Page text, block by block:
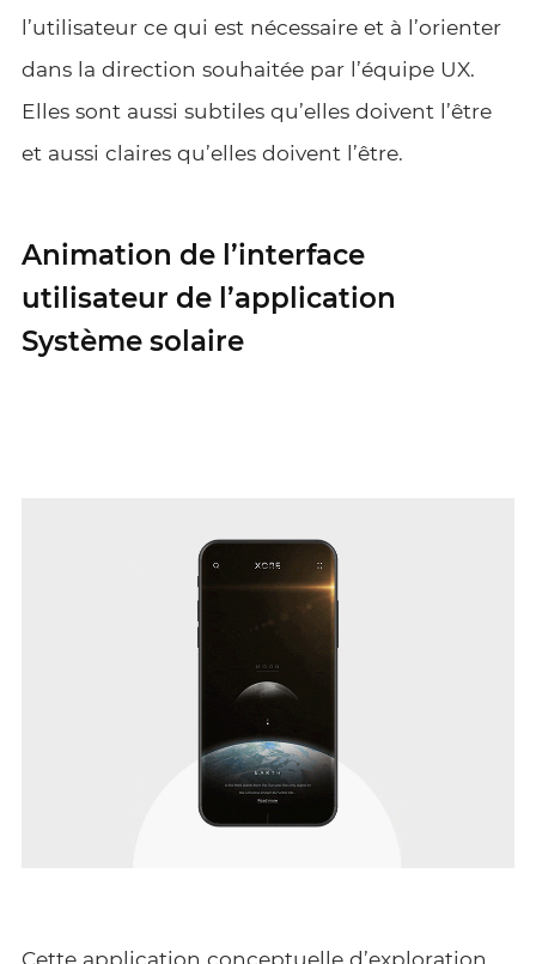
l’utilisateur ce qui est nécessaire et à l’orienter
dans la direction souhaitée par l’équipe UX.
Elles sont aussi subtiles qu’elles doivent l’être
et aussi claires qu’elles doivent l’être.
Animation de l’interface
utilisateur de l’application
Système solaire